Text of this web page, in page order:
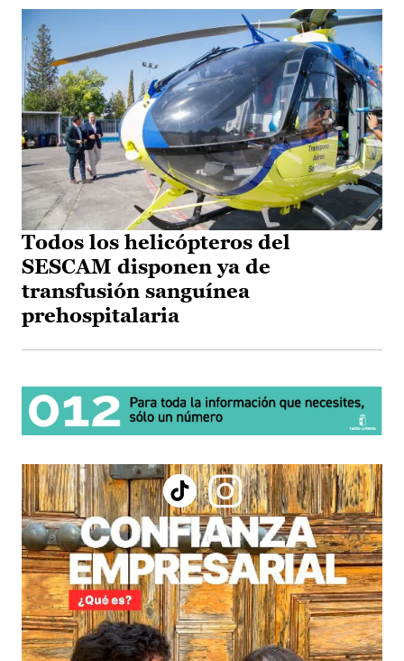
Todos los helicópteros del
SESCAM disponen ya de
transfusión sanguínea
prehospitalaria